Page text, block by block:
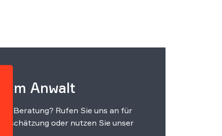
Anwalt
Beratung? Rufen Sie uns an für
oder nutzen Sie unser